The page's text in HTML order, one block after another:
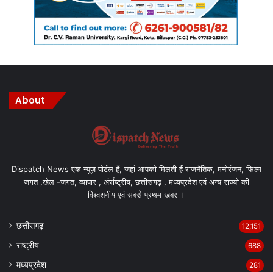
About
Dispatch News एक न्यूज़ पोर्टल हैं, जहां आपको मिलती हैं राजनैतिक, मनोरंजन, फिल्म
जगत ,खेल -जगत, व्यापार , अंर्राष्ट्रीय, छत्तीसगढ़ , मध्यप्रदेश एवं अन्य राज्यो की
विश्वशनीय एवं सबसे प्रथम खबर ।
छत्तीसगढ़ 12,151
राष्ट्रीय 688
मध्यप्रदेश 281